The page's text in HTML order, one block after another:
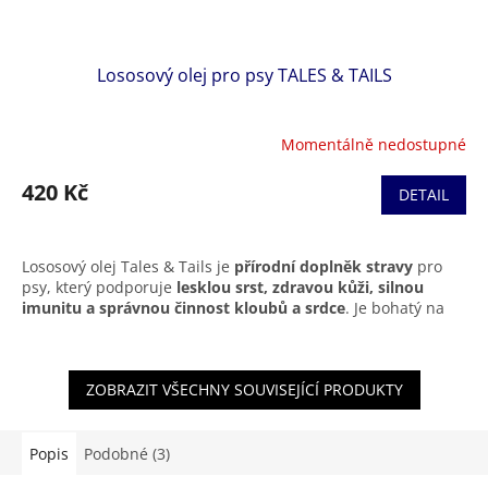
Lososový olej pro psy TALES & TAILS
Momentálně nedostupné
420 Kč DETAIL
Lososový olej Tales & Tails je přírodní doplněk stravy pro
psy, který podporuje lesklou srst, zdravou kůži, silnou
imunitu a správnou činnost kloubů a srdce. Je bohatý na
zlepšují celkovou kondici psa.
Olej je získáván z čerstvého lososa šetrným zpracováním,
Vhodný pro psy všech plemen i věkových kategorií
ZOBRAZIT VŠECHNY SOUVISEJÍCÍ PRODUKTY
Popis Podobné (3)